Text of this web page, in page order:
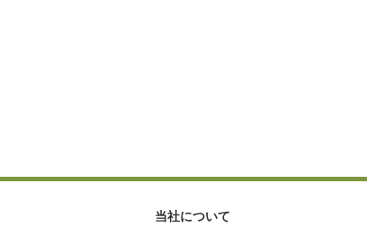
当社について